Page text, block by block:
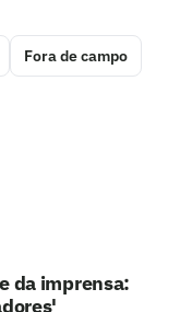
Fora de campo
da imprensa: